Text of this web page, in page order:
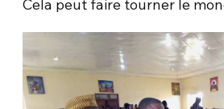
Cela peut faire tourner le